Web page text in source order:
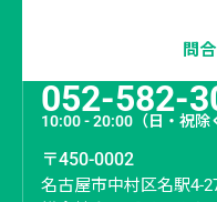
問
052-582-
10:00 - 20:00 （日・祝除
〒450-0002
名古屋市中村区名駅4-